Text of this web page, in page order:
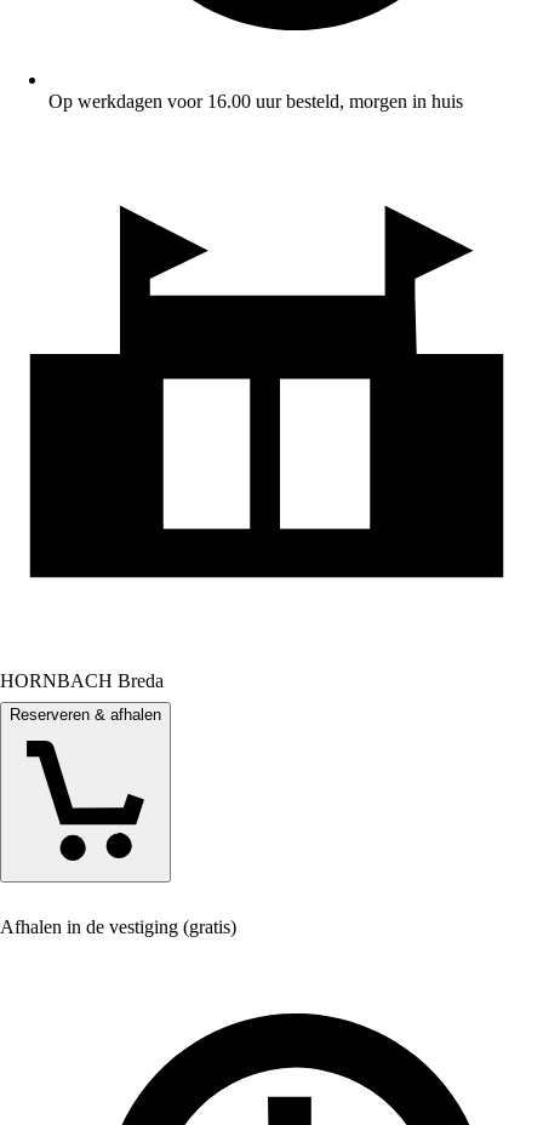
Op werkdagen voor 16.00 uur besteld, morgen in huis
HORNBACH Breda
Reserveren & afhalen
Afhalen in de vestiging (gratis)